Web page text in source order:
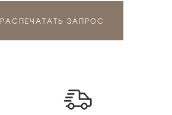
РАСПЕЧАТАТЬ ЗАПРОС